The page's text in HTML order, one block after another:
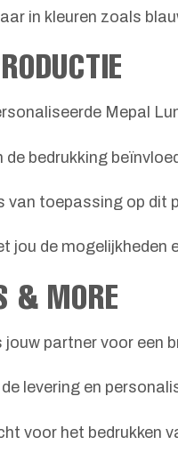
in kleuren zoals
Mepal
de bedrukking
van toepassing op dit
jou de mogelijkheden
& MORE
partner voor een
levering en
voor het bedrukken